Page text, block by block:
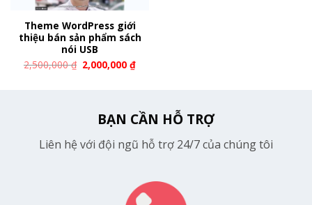
Theme WordPress giới
thiệu bán sản phẩm sách
nói USB
2,500,000₫ 2,000,000₫
BẠN CẦN HỖ TRỢ
Liên hệ với đội ngũ hỗ trợ 24/7 của chúng tôi